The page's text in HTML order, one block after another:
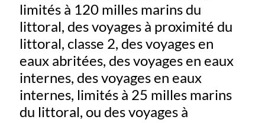
limités à 120 milles marins du
littoral, des voyages à proximité du
littoral, classe 2, des voyages en
eaux abritées, des voyages en eaux
internes, des voyages en eaux
internes, limités à 25 milles marins
du littoral, ou des voyages à